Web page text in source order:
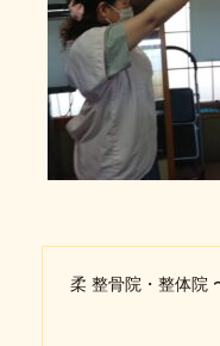
柔 整骨院・整体院